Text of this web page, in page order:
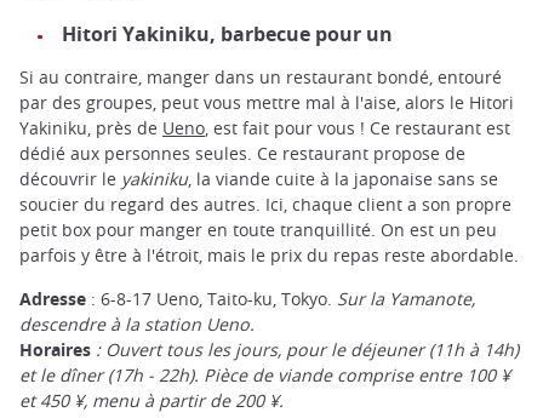
Hitori Yakiniku, barbecue pour un
Si au contraire, manger dans un restaurant bondé, entouré
par des groupes, peut vous mettre mal à l'aise, alors le Hitori
Yakiniku, près de Ueno, est fait pour vous ! Ce restaurant est
dédié aux personnes seules. Ce restaurant propose de
découvrir le yakiniku, la viande cuite à la japonaise sans se
soucier du regard des autres. Ici, chaque client a son propre
petit box pour manger en toute tranquillité. On est un peu
parfois y être à l'étroit, mais le prix du repas reste abordable.
Adresse : 6-8-17 Ueno, Taito-ku, Tokyo. Sur la Yamanote,
descendre à la station Ueno.
Horaires : Ouvert tous les jours, pour le déjeuner (11h à 14h)
et le dîner (17h - 22h). Pièce de viande comprise entre 100 ¥
et 450 ¥, menu à partir de 200 ¥.